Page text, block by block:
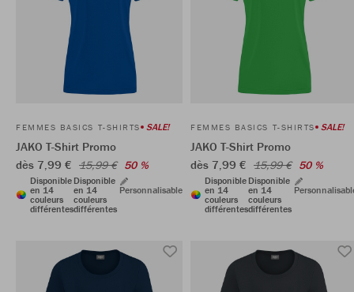
FEMMES BASICS T-SHIRTS SALE!
JAKO T-Shirt Promo
dès 7,99 € 15,99 € 50 %
Disponible
en 14
couleurs
différentes
Disponible
en 14
couleurs
différentes
Personnalisable
FEMMES BASICS T-SHIRTS SALE!
JAKO T-Shirt Promo
dès 7,99 € 15,99 € 50 %
Disponible
en 14
couleurs
différentes
Disponible
en 14
couleurs
différentes